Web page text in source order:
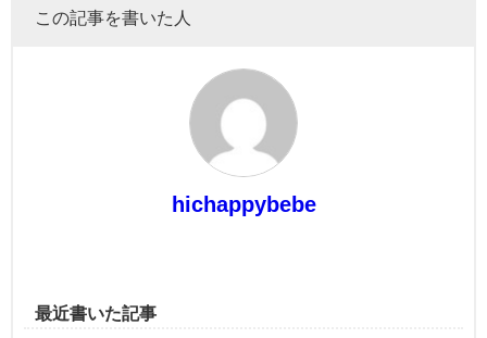
この記事を書いた人
hichappybebe
最近書いた記事